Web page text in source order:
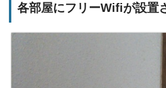
各部屋にフリーWifiが設置